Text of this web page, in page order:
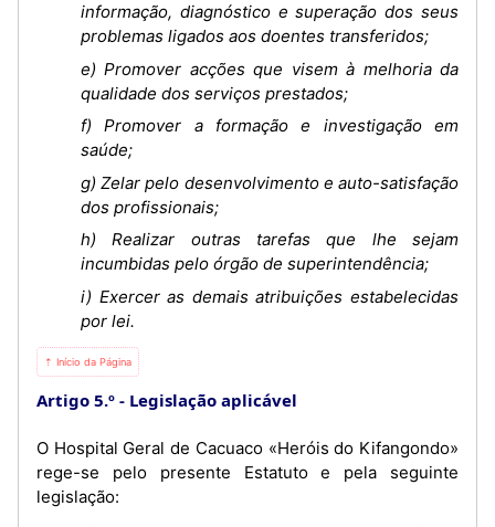
informação, diagnóstico e superação dos seus
problemas ligados aos doentes transferidos;
e) Promover acções que visem à melhoria da
qualidade dos serviços prestados;
f) Promover a formação e investigação em
saúde;
g) Zelar pelo desenvolvimento e auto-satisfação
dos profissionais;
h) Realizar outras tarefas que lhe sejam
incumbidas pelo órgão de superintendência;
i) Exercer as demais atribuições estabelecidas
por lei.
⇡ Início da Página
Artigo 5.º Legislação aplicável
O Hospital Geral de Cacuaco «Heróis do Kifangondo»
rege-se pelo presente Estatuto e pela seguinte
legislação: